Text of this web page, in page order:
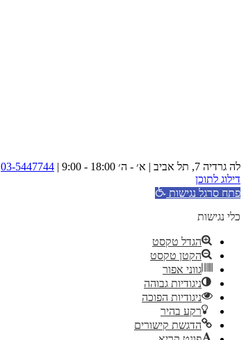
לה גרדיה 7, תל אביב | א׳ - ה׳ 18:00 - 9:00 | 03-5447744
דילוג לתוכן
פתח סרגל נגישות
כלי נגישות
הגדל טקסט
הקטן טקסט
גווני אפור
ניגודיות גבוהה
ניגודיות הפוכה
רקע בהיר
הדגשת קישורים